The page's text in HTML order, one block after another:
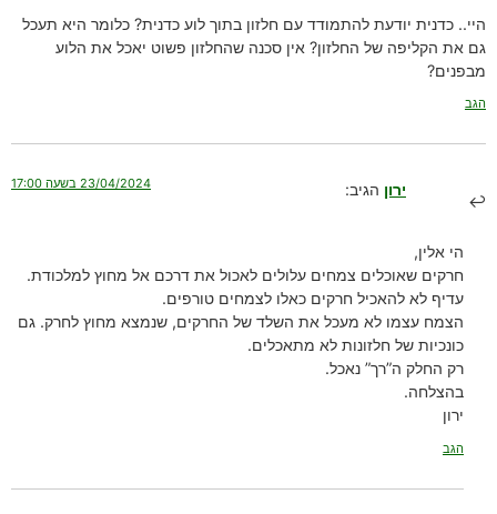
היי.. כדנית יודעת להתמודד עם חלזון בתוך לוע כדנית? כלומר היא תעכל
גם את הקליפה של החלזון? אין סכנה שהחלזון פשוט יאכל את הלוע
מבפנים?
הגב
ירון הגיב: 23/04/2024 בשעה 17:00
הי אלין,
חרקים שאוכלים צמחים עלולים לאכול את דרכם אל מחוץ למלכודת.
עדיף לא להאכיל חרקים כאלו לצמחים טורפים.
הצמח עצמו לא מעכל את השלד של החרקים, שנמצא מחוץ לחרק. גם
כונכיות של חלזונות לא מתאכלים.
רק החלק ה”רך” נאכל.
בהצלחה.
ירון
הגב